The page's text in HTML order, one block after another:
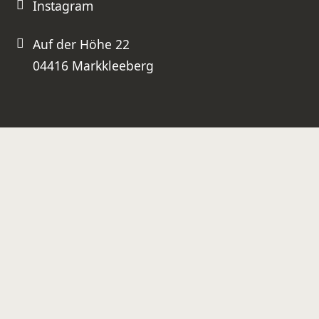
Auf der Höhe 22
04416 Markkleeberg
Instagram